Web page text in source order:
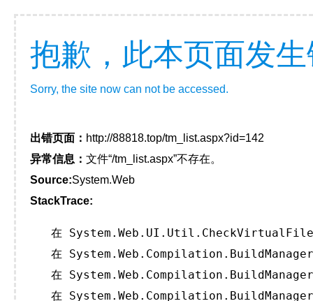
抱歉，此本页面发
Sorry, the site now can not be accessed.
出错页面： http://88818.top/tm_list.aspx?id=142
异常信息： 文件“/tm_list.aspx”不存在。
Source:System.Web
StackTrace:
在
在
在
在